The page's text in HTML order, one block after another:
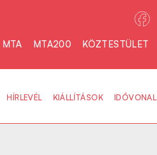
MTA MTA200 KÖZTESTÜLET
HÍRLEVÉL KIÁLLÍTÁSOK IDŐVONAL